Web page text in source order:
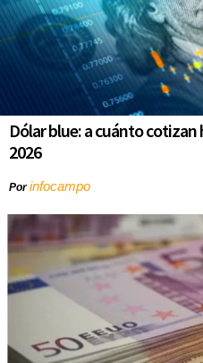
Dólar blue: a cuánto
2026
Porinfocampo